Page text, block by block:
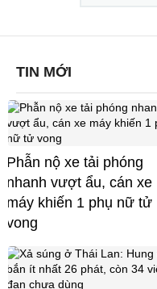
TIN MỚI
Phẫn nộ xe tải phóng
nhanh vượt ẩu, cán xe
máy khiến 1 phụ nữ tử
vong